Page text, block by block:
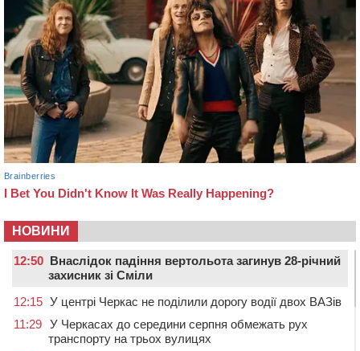
НОВИНИ
12:50 Внаслідок падіння вертольота загинув 28-річний
захисник зі Сміли
12:15 У центрі Черкас не поділили дорогу водії двох ВАЗів
11:29 У Черкасах до середини серпня обмежать рух
транспорту на трьох вулицях